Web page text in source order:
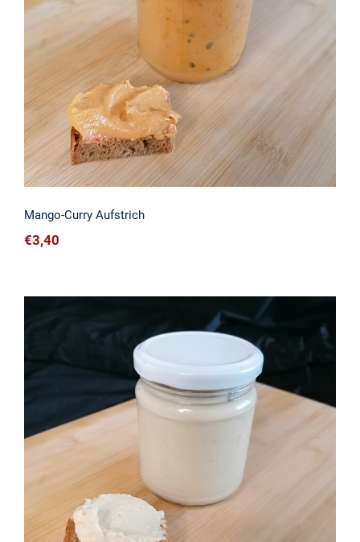
Mango-Curry Aufstrich
Mango-Curry Aufstrich
€3,40
Humus Aufstrich (Natur)